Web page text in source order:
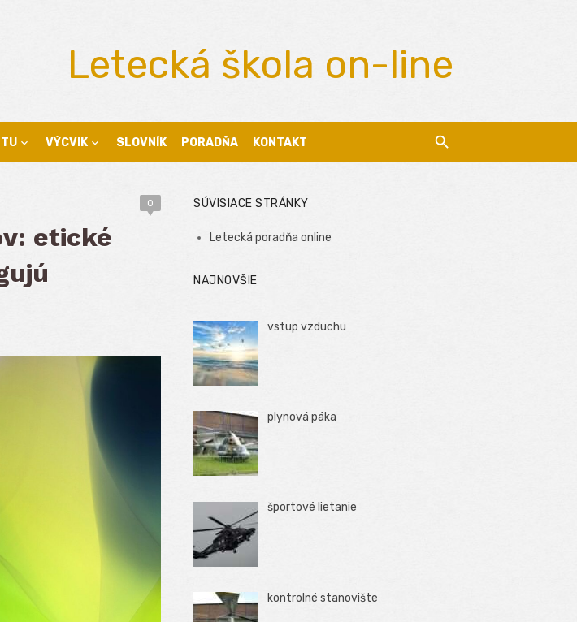
Letecká škola on-line
VÝCVIK SLOVNÍK PORADŇA KONTAKT
0
etické
SÚVISIACE STRÁNKY
Letecká poradňa online
NAJNOVŠIE
vstup vzduchu
plynová páka
športové lietanie
kontrolné stanovište